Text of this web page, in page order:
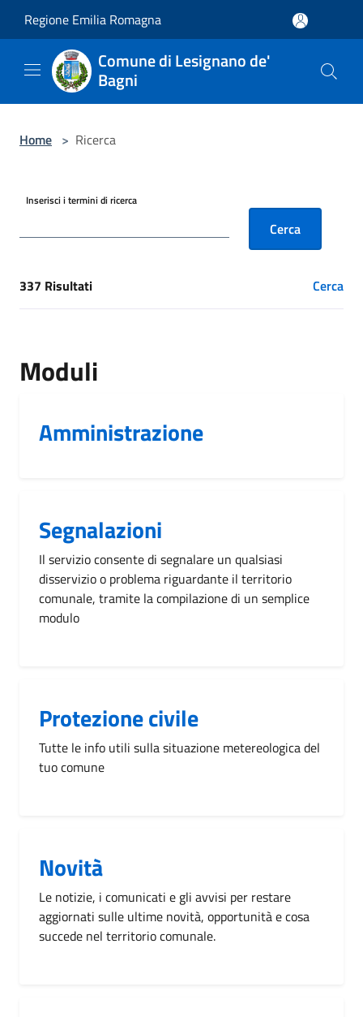
Regione Emilia Romagna
Comune di Lesignano de'
Bagni
Home > Ricerca
Inserisci i termini di ricerca
Cerca
[results] Risultati
337 Risultati Cerca
Moduli
Amministrazione
Segnalazioni
Il servizio consente di segnalare un qualsiasi
disservizio o problema riguardante il territorio
comunale, tramite la compilazione di un semplice
modulo
Protezione civile
Tutte le info utili sulla situazione metereologica del
tuo comune
Novità
Le notizie, i comunicati e gli avvisi per restare
aggiornati sulle ultime novità, opportunità e cosa
succede nel territorio comunale.